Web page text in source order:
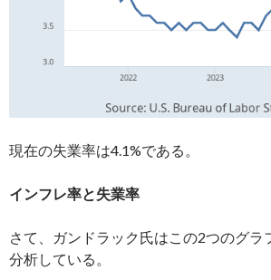
現在の失業率は4.1%である。
インフレ率と失業率
さて、ガンドラック氏はこの2つのグラ
分析している。